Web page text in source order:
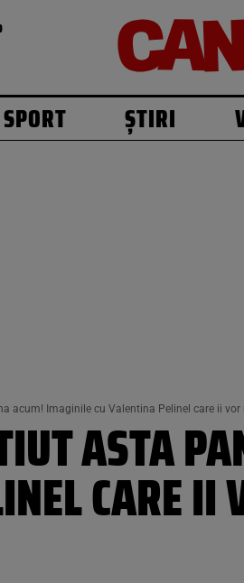
SPORT ȘTIRI
acum! Imaginile cu Valentina Pelinel care ii vor
ASTA
CARE II